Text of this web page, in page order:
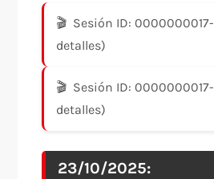
Sesión ID:
detalles)
Sesión ID:
detalles)
23/10/2025: